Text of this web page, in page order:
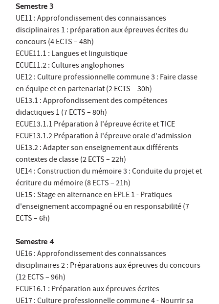
Semestre 3
UE11 : Approfondissement des connaissances
disciplinaires 1 : préparation aux épreuves écrites du
concours (4 ECTS – 48h)
ECUE11.1 : Langues et linguistique
ECUE11.2 : Cultures anglophones
UE12 : Culture professionnelle commune 3 : Faire classe
en équipe et en partenariat (2 ECTS – 30h)
UE13.1 : Approfondissement des compétences
didactiques 1 (7 ECTS – 80h)
ECUE13.1.1 Préparation à l'épreuve écrite et TICE
ECUE13.1.2 Préparation à l'épreuve orale d'admission
UE13.2 : Adapter son enseignement aux différents
contextes de classe (2 ECTS – 22h)
UE14 : Construction du mémoire 3 : Conduite du projet et
écriture du mémoire (8 ECTS – 21h)
UE15 : Stage en alternance en EPLE 1 - Pratiques
d'enseignement accompagné ou en responsabilité (7
ECTS – 6h)
Semestre 4
UE16 : Approfondissement des connaissances
disciplinaires 2 : Préparations aux épreuves du concours
(12 ECTS – 96h)
ECUE16.1 : Préparation aux épreuves écrites
UE17 : Culture professionnelle commune 4 - Nourrir sa